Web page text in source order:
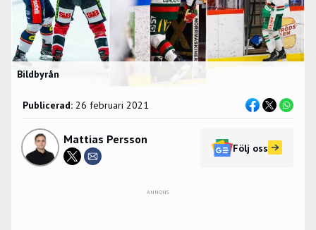
Bildbyrån
Publicerad: 26 februari 2021
Mattias Persson
Följ oss
ANNONS